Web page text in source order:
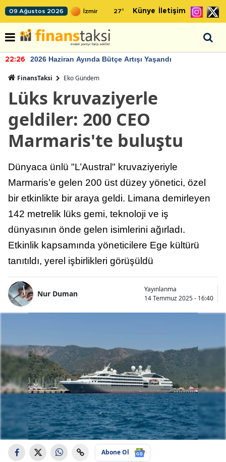
09 Ağustos 2026 27° Künye İletişim
22:26 2026 Haziran Ayında Bütçe Artışı Yaşandı
FinansTaksi Eko Gündem
Lüks kruvaziyerle
geldiler: 200 CEO
Marmaris'te buluştu
Dünyaca ünlü "L’Austral" kruvaziyeriyle
Marmaris’e gelen 200 üst düzey yönetici, özel
bir etkinlikte bir araya geldi. Limana demirleyen
142 metrelik lüks gemi, teknoloji ve iş
dünyasının önde gelen isimlerini ağırladı.
Etkinlik kapsamında yöneticilere Ege kültürü
tanıtıldı, yerel işbirlikleri görüşüldü
Nur Duman
Yayınlanma
14 Temmuz 2025 - 16:40
Abone Ol